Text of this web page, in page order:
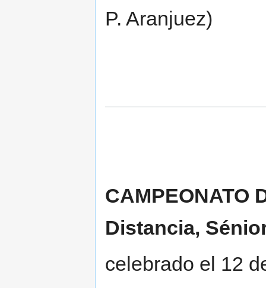
P. Aranjuez)
CAMPEONATO
Distancia,
celebrado el 12